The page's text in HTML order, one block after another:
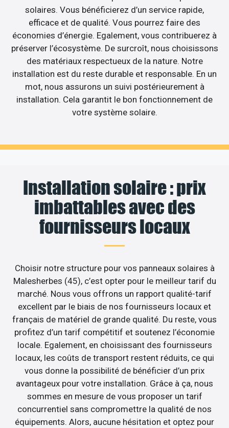
solaires. Vous bénéficierez d’un service rapide,
efficace et de qualité. Vous pourrez faire des
économies d’énergie. Egalement, vous contribuerez à
préserver l’écosystème. De surcroît, nous choisissons
des matériaux respectueux de la nature. Notre
installation est du reste durable et responsable. En un
mot, nous assurons un suivi postérieurement à
installation. Cela garantit le bon fonctionnement de
votre système solaire.
Installation solaire : prix
imbattables avec des
fournisseurs locaux
Choisir notre structure pour vos panneaux solaires à
Malesherbes (45), c’est opter pour le meilleur tarif du
marché. Nous vous offrons un rapport qualité-tarif
excellent par le biais de nos fournisseurs locaux et
français de matériel de grande qualité. Du reste, vous
profitez d’un tarif compétitif et soutenez l’économie
locale. Egalement, en choisissant des fournisseurs
locaux, les coûts de transport restent réduits, ce qui
vous donne la possibilité de bénéficier d’un prix
avantageux pour votre installation. Grâce à ça, nous
sommes en mesure de vous proposer un tarif
concurrentiel sans compromettre la qualité de nos
équipements. Alors, aucune hésitation et optez pour